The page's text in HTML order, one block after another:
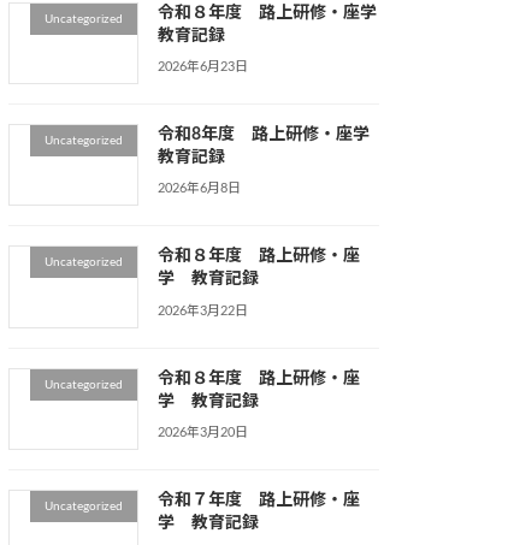
Uncategorized
令和８年度 路上研修・座学
教育記録
2026年6月23日
Uncategorized
令和8年度 路上研修・座学
教育記録
2026年6月8日
Uncategorized
令和８年度 路上研修・座
学 教育記録
2026年3月22日
Uncategorized
令和８年度 路上研修・座
学 教育記録
2026年3月20日
Uncategorized
令和７年度 路上研修・座
学 教育記録